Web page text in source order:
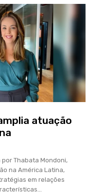
atuação
Thabata Mondoni,
na América Latina,
em relações